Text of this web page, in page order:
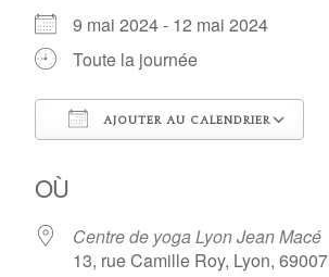
9 mai 2024 - 12 mai 2024
Toute la journée
AJOUTER AU CALENDRIER
OÙ
Centre de yoga Lyon Jean Macé
13, rue Camille Roy, Lyon, 69007